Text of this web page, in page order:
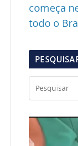
começa
todo o